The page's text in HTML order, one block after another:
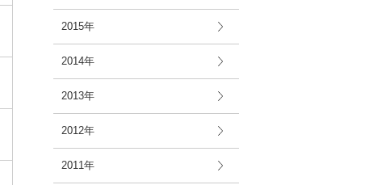
2015年
2014年
2013年
2012年
2011年